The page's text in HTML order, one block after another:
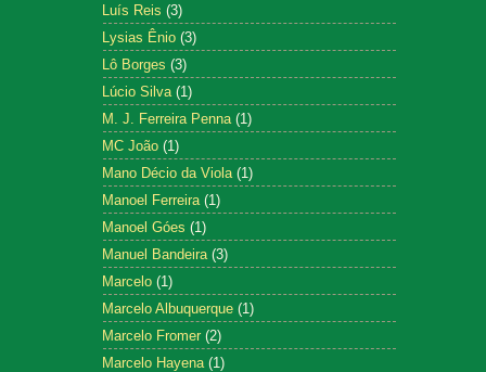
Luís Reis (3)
Lysias Ênio (3)
Lô Borges (3)
Lúcio Silva (1)
M. J. Ferreira Penna (1)
MC João (1)
Mano Décio da Viola (1)
Manoel Ferreira (1)
Manoel Góes (1)
Manuel Bandeira (3)
Marcelo (1)
Marcelo Albuquerque (1)
Marcelo Fromer (2)
Marcelo Hayena (1)